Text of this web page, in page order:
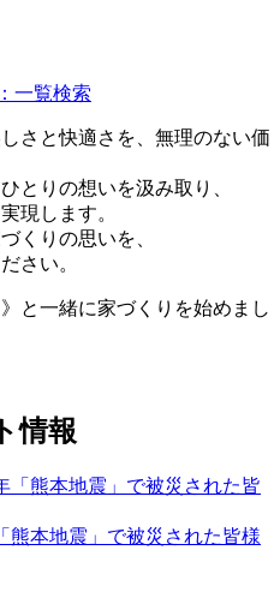
一覧検索
さと快適さを、無理のない価
とりの想いを汲み取り、
現します。
くりの思いを、
さい。
と一緒に家づくりを始めまし
情報
熊本地震」で被災された皆様